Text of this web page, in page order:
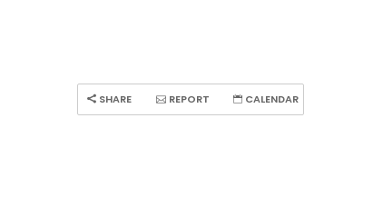
SHARE REPORT CALENDAR